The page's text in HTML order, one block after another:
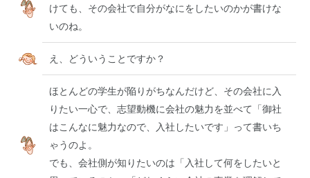
けても、その会社で自分がなにをしたいのかが書けな
いのね。
え、どういうことですか？
ほとんどの学生が陥りがちなんだけど、その会社に入
りたい一心で、志望動機に会社の魅力を並べて「御社
はこんなに魅力なので、入社したいです」って書いち
ゃうのよ。
でも、会社側が知りたいのは「入社して何をしたいと